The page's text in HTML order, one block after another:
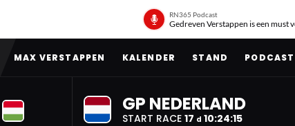
RN365 Podcast
Gedreven Verstappen is een must
MAX VERSTAPPEN KALENDER STAND PODCAST
GP NEDERLAND
START RACE 17 d 10:24:14